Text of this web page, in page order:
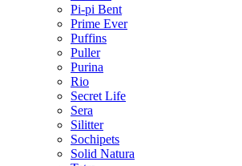
Pi-pi Bent
Prime Ever
Puffins
Puller
Purina
Rio
Secret Life
Sera
Silitter
Sochipets
Solid Natura